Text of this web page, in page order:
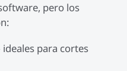
pero los
para cortes